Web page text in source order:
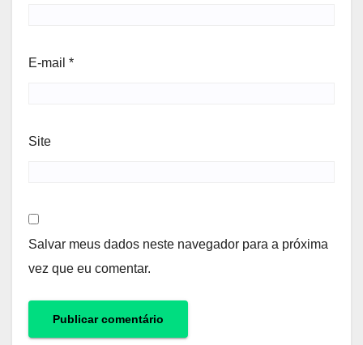
E-mail *
Site
Salvar meus dados neste navegador para a próxima
vez que eu comentar.